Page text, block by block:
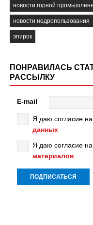
новости горной
новости недропользования
эпирок
ПОНРАВИЛАСЬ
РАССЫЛКУ
E-mail
Я даю согласие на
данных
Я даю согласие на
материалов